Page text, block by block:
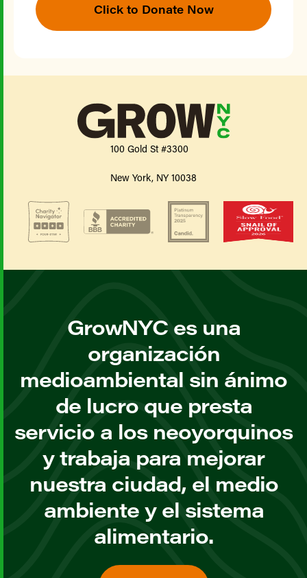
Click to Donate Now
100 Gold St #3300
New York, NY 10038
GrowNYC es una
organización
medioambiental sin ánimo
de lucro que presta
servicio a los neoyorquinos
y trabaja para mejorar
nuestra ciudad, el medio
ambiente y el sistema
alimentario.